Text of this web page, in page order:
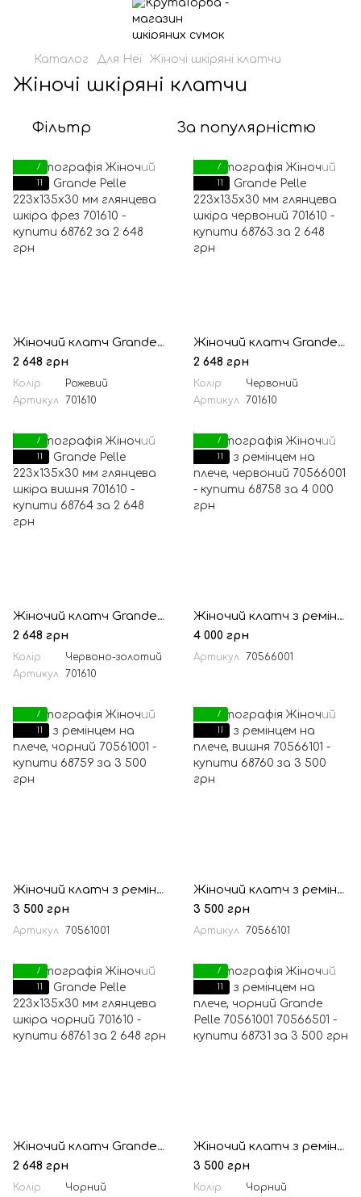
Каталог Для Неї Жіночі шкіряні клатчи
Жіночі шкіряні клатчи
Фільтр За популярністю
7
11
Жіночий клатч Grande Pelle 223х135х30 мм глянцева шкіра фрез
2 648 грн
Колір
Рожевий
Артикул
701610
7
11
Жіночий клатч Grande Pelle 223х135х30 мм глянцева шкіра червоний
2 648 грн
Колір
Червоний
Артикул
701610
7
11
Жіночий клатч Grande Pelle 223х135х30 мм глянцева шкіра вишня
2 648 грн
Колір
Червоно-золотий
Артикул
701610
7
11
Жіночий клатч з ремінцем на плече, червоний
4 000 грн
Артикул 70566001
7
11
Жіночий клатч з ремінцем на плече, чорний
3 500 грн
Артикул 70561001
7
11
Жіночий клатч з ремінцем на плече, вишня
3 500 грн
Артикул 70566101
7
11
Жіночий клатч Grande Pelle 223х135х30 мм глянцева шкіра чорний
2 648 грн
Колір
Чорний
7
11
Жіночий клатч з ремінцем на плече, чорний Grande Pelle 70561001
3 500 грн
Колір
Чорний